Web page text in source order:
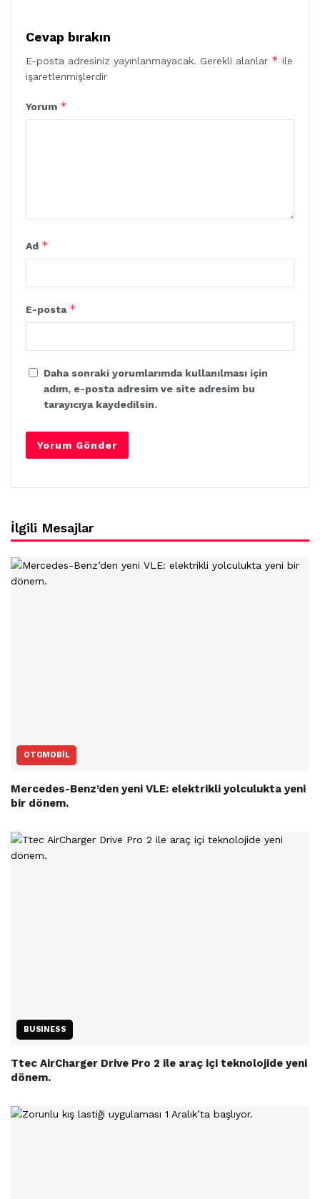
Cevap bırakın
E-posta adresiniz yayınlanmayacak. Gerekli alanlar * ile
işaretlenmişlerdir
Yorum *
Ad *
E-posta *
Daha sonraki yorumlarımda kullanılması için
adım, e-posta adresim ve site adresim bu
tarayıcıya kaydedilsin.
İlgili Mesajlar
OTOMOBIL
Mercedes-Benz’den yeni VLE: elektrikli yolculukta yeni
bir dönem.
BUSINESS
Ttec AirCharger Drive Pro 2 ile araç içi teknolojide yeni
dönem.